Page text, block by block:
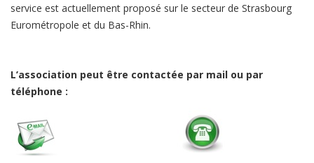
service est actuellement proposé sur le secteur de Strasbourg
Eurométropole et du Bas-Rhin.
L’association peut être contactée par mail ou par
téléphone :